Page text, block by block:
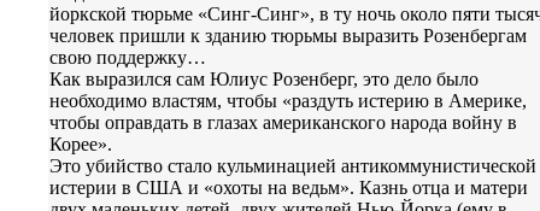
йоркской тюрьме «Синг-Синг», в ту ночь около пяти
человек пришли к зданию тюрьмы выразить Розенбергам
свою поддержку…
Как выразился сам Юлиус Розенберг, это дело было
необходимо властям, чтобы «раздуть истерию в Америке,
чтобы оправдать в глазах американского народа войну в
Корее».
Это убийство стало кульминацией антикоммунистической
истерии в США и «охоты на ведьм». Казнь отца и матери